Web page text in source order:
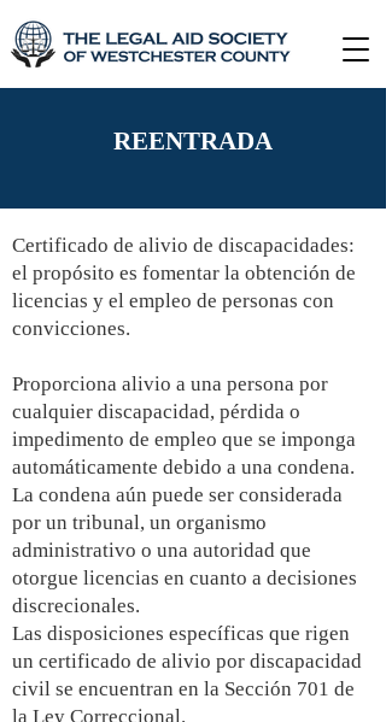
REENTRADA
Certificado de alivio de discapacidades:
el propósito es fomentar la obtención de
licencias y el empleo de personas con
convicciones.
Proporciona alivio a una persona por
cualquier discapacidad, pérdida o
impedimento de empleo que se imponga
automáticamente debido a una condena.
La condena aún puede ser considerada
por un tribunal, un organismo
administrativo o una autoridad que
otorgue licencias en cuanto a decisiones
discrecionales.
Las disposiciones específicas que rigen
un certificado de alivio por discapacidad
civil se encuentran en la Sección 701 de
la Ley Correccional.